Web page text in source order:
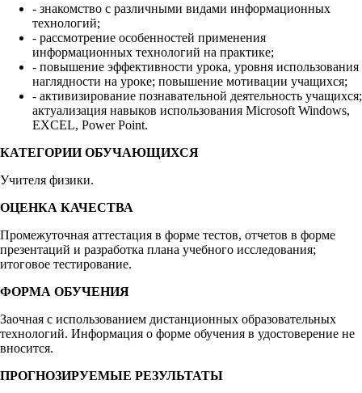
- знакомство с различными видами информационных
технологий;
- рассмотрение особенностей применения
информационных технологий на практике;
- повышение эффективности урока, уровня использования
наглядности на уроке; повышение мотивации учащихся;
- активизирование познавательной деятельность учащихся;
актуализация навыков использования Microsoft Windows,
EXCEL, Power Point.
КАТЕГОРИИ ОБУЧАЮЩИХСЯ
Учителя физики.
ОЦЕНКА КАЧЕСТВА
Промежуточная аттестация в форме тестов, отчетов в форме
презентаций и разработка плана учебного исследования;
итоговое тестирование.
ФОРМА ОБУЧЕНИЯ
Заочная с использованием дистанционных образовательных
технологий. Информация о форме обучения в удостоверение не
вносится.
ПРОГНОЗИРУЕМЫЕ РЕЗУЛЬТАТЫ